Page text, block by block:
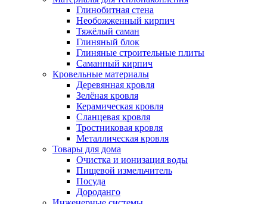
Глинобитная стена
Необожженный кирпич
Тяжёлый саман
Глиняный блок
Глиняные строительные плиты
Саманный кирпич
Кровельные материалы
Деревянная кровля
Зелёная кровля
Керамическая кровля
Сланцевая кровля
Тростниковая кровля
Металлическая кровля
Товары для дома
Очистка и ионизация воды
Пищевой измельчитель
Посуда
Дороданго